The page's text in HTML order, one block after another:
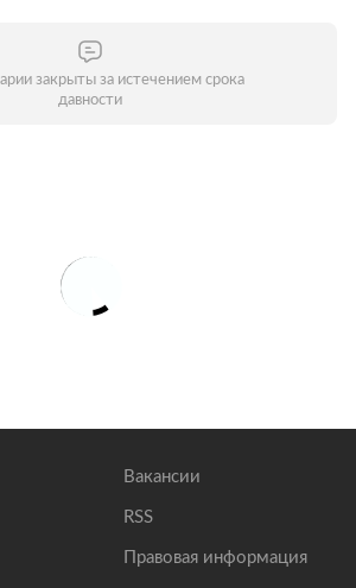
закрыты за истечением срока
давности
Вакансии
RSS
Правовая информация